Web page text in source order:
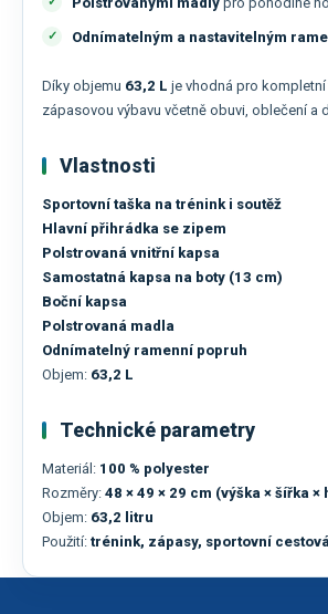
Odnímatelným a nastavitelným
Díky objemu 63,2 L je vhodná pro
zápasovou výbavu včetně obuvi, oblečení a
Vlastnosti
Sportovní taška na trénink i soutěž
Hlavní přihrádka se zipem
Polstrovaná vnitřní kapsa
Samostatná kapsa na boty (13 cm)
Boční kapsa
Polstrovaná madla
Odnímatelný ramenní popruh
Objem: 63,2 L
Technické parametry
Materiál: 100 % polyester
Rozměry: 48 × 49 × 29 cm (výška × šířka ×
Objem: 63,2 litru
Použití: trénink, zápasy, sportovní